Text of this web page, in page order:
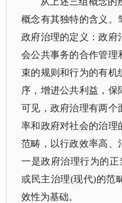
概念有其独特的含义。
政府治理的定义：政府
会公共事务的合作管理
束的规则和行为的有机
序，增进公共利益，保
可见，政府治理有两个
率和政府对社会的治理
范畴，以行政效率高、
一是政府治理行为的
或民主治理(现代)的范
效性为基础。